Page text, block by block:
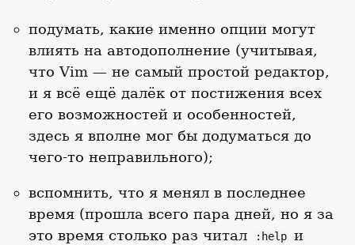
подумать, какие именно опции могут
влиять на автодополнение (учитывая,
что Vim — не самый простой редактор,
и я всё ещё далёк от постижения всех
его возможностей и особенностей,
здесь я вполне мог бы додуматься до
чего-то неправильного);
вспомнить, что я менял в последнее
время (прошла всего пара дней, но я за
это время столько раз читал
:help и